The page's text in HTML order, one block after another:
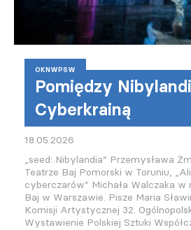
OKNWPSW
Pomiędzy
Cyberkrainą
18.05.2026
„seed: Nibylandia” Przemysława
Teatrze Baj Pomorski w Toruniu,
cyberczarów” Michała Walczaka w
Baj w Warszawie. Pisze Maria
Komisji Artystycznej 32.
Wystawienie Polskiej Sztuki